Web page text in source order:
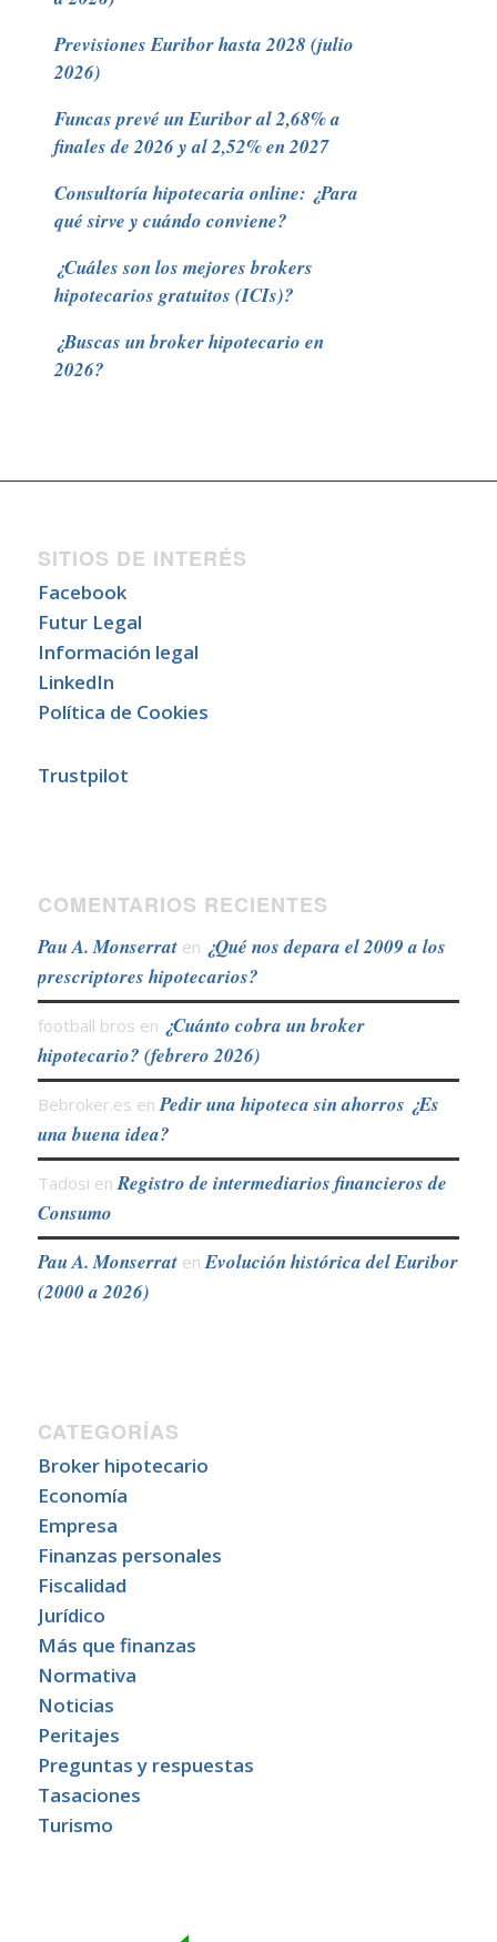
Previsiones Euribor hasta 2028 (julio
2026)
Funcas prevé un Euribor al 2,68% a
finales de 2026 y al 2,52% en 2027
Consultoría hipotecaria online: ¿Para
qué sirve y cuándo conviene?
¿Cuáles son los mejores brokers
hipotecarios gratuitos (ICIs)?
¿Buscas un broker hipotecario en
2026?
SITIOS DE INTERÉS
Facebook
Futur Legal
Información legal
LinkedIn
Política de Cookies
Trustpilot
COMENTARIOS RECIENTES
Pau A. Monserraten ¿Qué nos depara el 2009 a los
prescriptores hipotecarios?
football bros en ¿Cuánto cobra un broker
hipotecario? (febrero 2026)
Bebroker.es enPedir una hipoteca sin ahorros ¿Es
una buena idea?
Tadosi enRegistro de intermediarios financieros de
Consumo
Pau A. MonserratenEvolución histórica del Euribor
(2000 a 2026)
CATEGORÍAS
Broker hipotecario
Economía
Empresa
Finanzas personales
Fiscalidad
Jurídico
Más que finanzas
Normativa
Noticias
Peritajes
Preguntas y respuestas
Tasaciones
Turismo